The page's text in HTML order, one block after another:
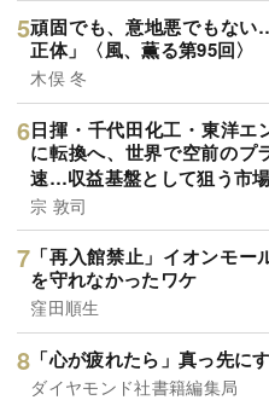
頑固でも、意地悪でもな
正体」〈風、薫る第95回〉
木俣 冬
日揮・千代田化工・東洋エ
に転換へ、世界で空前のプ
速…収益基盤として狙う市
宗 敦司
「再入館禁止」イオンモ
を守れなかったワケ
窪田順生
「心が疲れたら」真っ先に
ダイヤモンド社書籍編集局